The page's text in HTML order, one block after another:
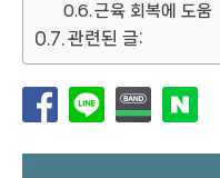
근육 회복에 도움
관련된 글: